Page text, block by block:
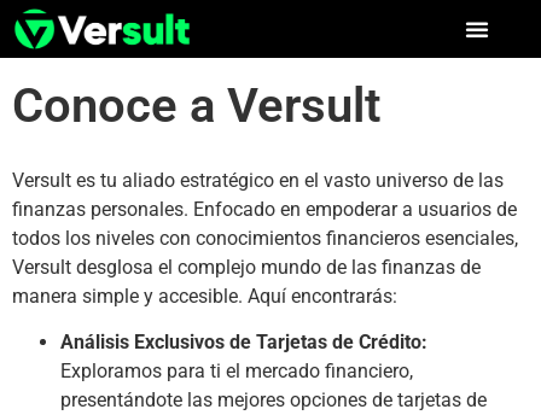
Conoce a Versult
Versult es tu aliado estratégico en el vasto universo de las
finanzas personales. Enfocado en empoderar a usuarios de
todos los niveles con conocimientos financieros esenciales,
Versult desglosa el complejo mundo de las finanzas de
manera simple y accesible. Aquí encontrarás:
Análisis Exclusivos de Tarjetas de Crédito:
Exploramos para ti el mercado financiero,
presentándote las mejores opciones de tarjetas de